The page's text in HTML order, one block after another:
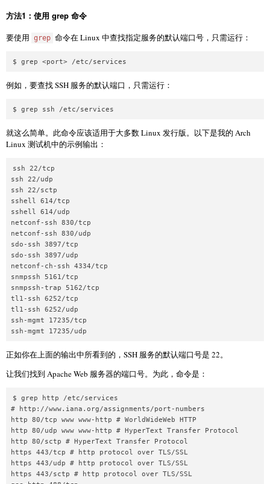
方法1：使用 grep 命令
要使用 grep 命令在 Linux 中查找指定服务的默认端口号，只需运行：
$ grep <port> /etc/services
例如，要查找 SSH 服务的默认端口，只需运行：
$ grep ssh /etc/services
就这么简单。此命令应该适用于大多数 Linux 发行版。以下是我的 Arch
Linux 测试机中的示例输出：
ssh 22/tcp
ssh 22/udp
ssh 22/sctp
sshell 614/tcp
sshell 614/udp
netconf-ssh 830/tcp
netconf-ssh 830/udp
sdo-ssh 3897/tcp
sdo-ssh 3897/udp
netconf-ch-ssh 4334/tcp
snmpssh 5161/tcp
snmpssh-trap 5162/tcp
tl1-ssh 6252/tcp
tl1-ssh 6252/udp
ssh-mgmt 17235/tcp
ssh-mgmt 17235/udp
正如你在上面的输出中所看到的，SSH 服务的默认端口号是 22。
让我们找到 Apache Web 服务器的端口号。为此，命令是：
$ grep http /etc/services
# http://www.iana.org/assignments/port-numbers
http 80/tcp www www-http # WorldWideWeb HTTP
http 80/udp www www-http # HyperText Transfer Protocol
http 80/sctp # HyperText Transfer Protocol
https 443/tcp # http protocol over TLS/SSL
https 443/udp # http protocol over TLS/SSL
https 443/sctp # http protocol over TLS/SSL